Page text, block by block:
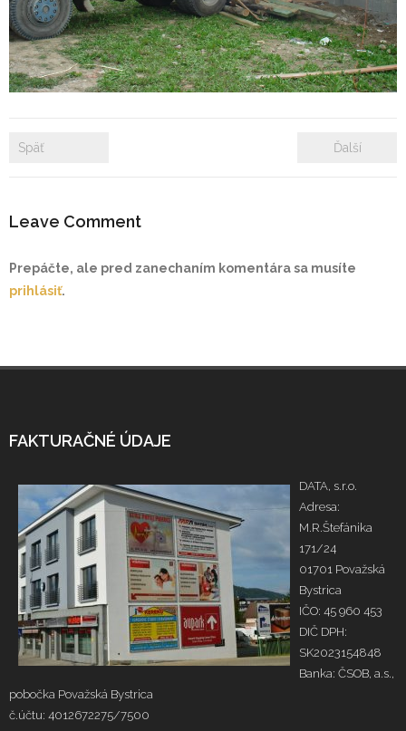
- Zámkové dlažby
- Rekonštrukcie bytových a nebytových priestorov
Späť Ďalší
Leave Comment
Prepáčte, ale pred zanechaním komentára sa musíte
prihlásiť.
FAKTURAČNÉ ÚDAJE
DATA, s.r.o.
Adresa:
M.R.Štefánika
171/24
01701 Považská
Bystrica
IČO: 45 960 453
DIČ DPH:
SK2023154848
Banka: ČSOB, a.s.,
pobočka Považská Bystrica
č.účtu: 4012672275/7500